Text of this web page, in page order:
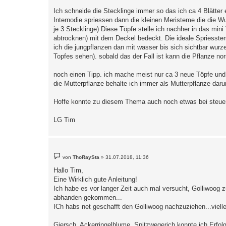
Ich schneide die Stecklinge immer so das ich ca 4 Blätter
Internodie spriessen dann die kleinen Meristeme die die
je 3 Stecklinge) Diese Töpfe stelle ich nachher in das
abtrocknen) mit dem Deckel bedeckt. Die ideale
ich die jungpflanzen dan mit wasser bis sich sichtbar
Topfes sehen). sobald das der Fall ist kann die Pflanze
noch einen Tipp. ich mache meist nur ca 3 neue Töpfe
die Mutterpflanze behalte ich immer als Mutterpflanze
Hoffe konnte zu diesem Thema auch noch etwas bei
LG Tim
e
i
t
r
g
vonThoRaySta »31.07.2018, 11:36
Hallo Tim,
Eine Wirklich gute Anleitung!
Ich habe es vor langer Zeit auch mal versucht, Golliwoog
abhanden gekommen...
ICh habs net geschafft den Golliwoog